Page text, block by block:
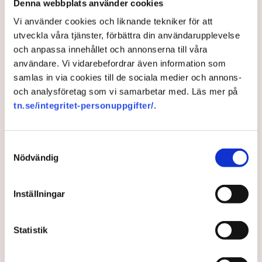
Denna webbplats använder cookies
Vi använder cookies och liknande tekniker för att
utveckla våra tjänster, förbättra din användarupplevelse
och anpassa innehållet och annonserna till våra
användare. Vi vidarebefordrar även information som
samlas in via cookies till de sociala medier och annons-
och analysföretag som vi samarbetar med. Läs mer på
tn.se/integritet-personuppgifter/.
Nödvändig
Inställningar
Statistik
Dålig mobiltäckning slår mot
företag
I flera regioner anger en klar majoritet av företagen
att bättre mobiluppkoppling är det viktigaste för
deras utveckling, rapporterar SVT.
4 months ago | Av: Redaktionen